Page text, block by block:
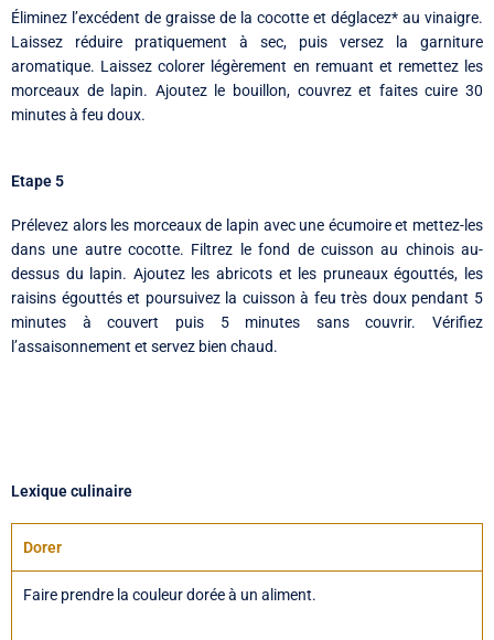
Éliminez l’excédent de graisse de la cocotte et déglacez* au vinaigre.
Laissez réduire pratiquement à sec, puis versez la garniture
aromatique. Laissez colorer légèrement en remuant et remettez les
morceaux de lapin. Ajoutez le bouillon, couvrez et faites cuire 30
minutes à feu doux.
Etape 5
Prélevez alors les morceaux de lapin avec une écumoire et mettez-les
dans une autre cocotte. Filtrez le fond de cuisson au chinois au-
dessus du lapin. Ajoutez les abricots et les pruneaux égouttés, les
raisins égouttés et poursuivez la cuisson à feu très doux pendant 5
minutes à couvert puis 5 minutes sans couvrir. Vérifiez
l’assaisonnement et servez bien chaud.
Lexique culinaire
Dorer
Faire prendre la couleur dorée à un aliment.